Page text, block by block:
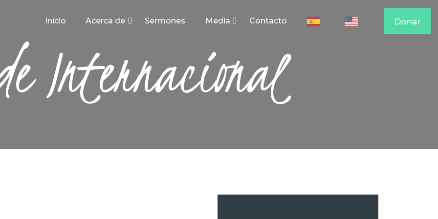
Inicio Acerca de Sermones Media Contacto Donar
Internacional
SERMONES
MEDIA
CONTACTO